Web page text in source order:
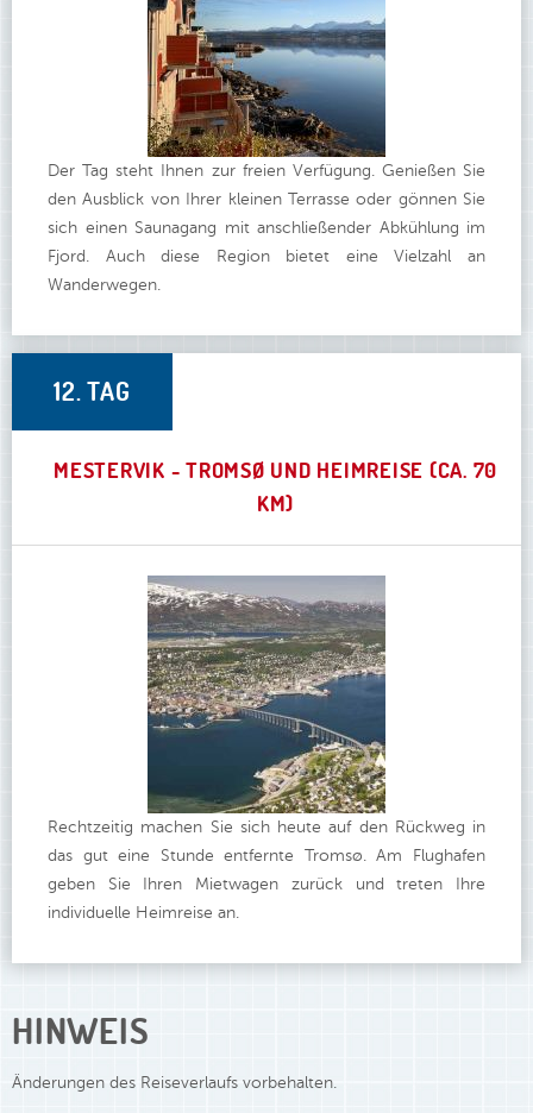
Der Tag steht Ihnen zur freien Verfügung. Genießen Sie
den Ausblick von Ihrer kleinen Terrasse oder gönnen Sie
sich einen Saunagang mit anschließender Abkühlung im
Fjord. Auch diese Region bietet eine Vielzahl an
Wanderwegen.
12. TAG
MESTERVIK - TROMSØ UND HEIMREISE (CA. 70
KM)
Rechtzeitig machen Sie sich heute auf den Rückweg in
das gut eine Stunde entfernte Tromsø. Am Flughafen
geben Sie Ihren Mietwagen zurück und treten Ihre
individuelle Heimreise an.
HINWEIS
Änderungen des Reiseverlaufs vorbehalten.